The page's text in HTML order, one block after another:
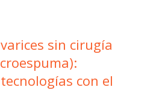
sin cirugía
con el